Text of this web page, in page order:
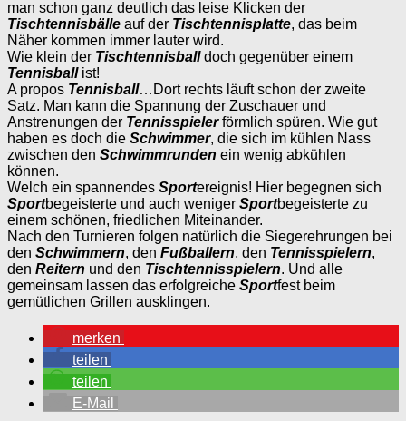
man schon ganz deutlich das leise Klicken der
Tischtennisbälle auf der Tischtennisplatte, das beim
Näher kommen immer lauter wird.
Wie klein der Tischtennisballdoch gegenüber einem
Tennisballist!
A propos Tennisball…Dort rechts läuft schon der zweite
Satz. Man kann die Spannung der Zuschauer und
Anstrenungen der Tennisspieler förmlich spüren. Wie gut
haben es doch die Schwimmer, die sich im kühlen Nass
zwischen den Schwimmrunden ein wenig abkühlen
können.
Welch ein spannendes Sportereignis! Hier begegnen sich
Sportbegeisterte und auch weniger Sportbegeisterte zu
einem schönen, friedlichen Miteinander.
Nach den Turnieren folgen natürlich die Siegerehrungen bei
den Schwimmern, den Fußballern, den Tennisspielern,
den Reitern und den Tischtennisspielern. Und alle
gemeinsam lassen das erfolgreiche Sportfest beim
gemütlichen Grillen ausklingen.
merken
teilen
teilen
E-Mail